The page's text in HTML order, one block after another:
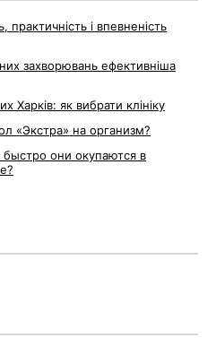
практичність і впевненість
захворювань ефективніша
Харків: як вибрати клініку
«Экстра» на организм?
они окупаются в